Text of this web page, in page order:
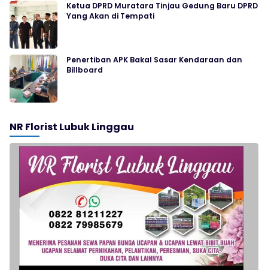
Ketua DPRD Muratara Tinjau Gedung Baru DPRD
Yang Akan di Tempati
Penertiban APK Bakal Sasar Kendaraan dan
Billboard
NR Florist Lubuk Linggau